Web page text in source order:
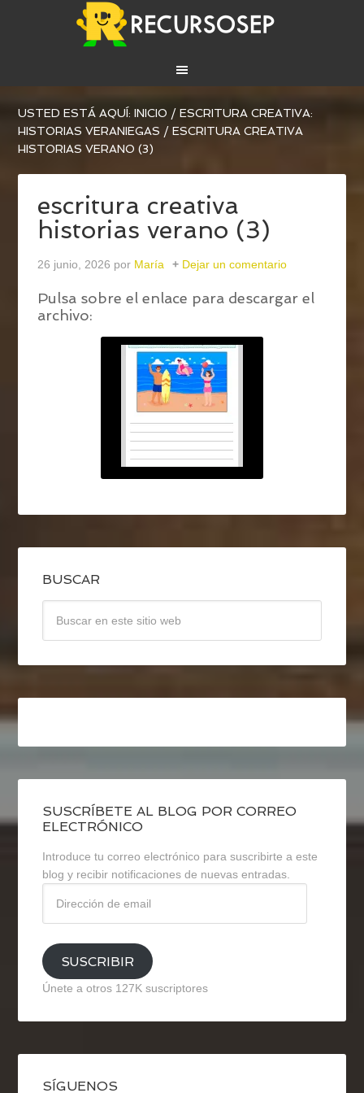
USTED ESTÁ AQUÍ:INICIO / ESCRITURA CREATIVA:
HISTORIAS VERANIEGAS / ESCRITURA CREATIVA
HISTORIAS VERANO (3)
escritura creativa
historias verano (3)
26 junio, 2026 por María Dejar un comentario
Pulsa sobre el enlace para descargar el
archivo:
BUSCAR
SUSCRÍBETE AL BLOG POR CORREO
ELECTRÓNICO
Introduce tu correo electrónico para suscribirte a este
blog y recibir notificaciones de nuevas entradas.
email
SUSCRIBIR
Únete a otros 127K suscriptores
SÍGUENOS